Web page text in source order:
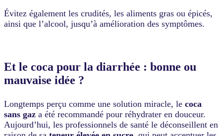
Évitez également les crudités, les aliments gras ou épicés,
ainsi que l’alcool, jusqu’à amélioration des symptômes.
Et le coca pour la diarrhée : bonne ou
mauvaise idée ?
Longtemps perçu comme une solution miracle, le coca
sans gaz a été recommandé pour réhydrater en douceur.
Aujourd’hui, les professionnels de santé le déconseillent en